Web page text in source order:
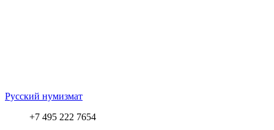
Русский нумизмат
+7 495 222 7654